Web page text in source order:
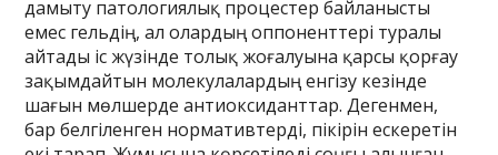
дамыту патологиялық процестер байланысты
емес гельдің, ал олардың оппоненттері туралы
айтады іс жүзінде толық жоғалуына қарсы қорғау
зақымдайтын молекулалардың енгізу кезінде
шағын мөлшерде антиоксиданттар. Дегенмен,
бар белгіленген нормативтерді, пікірін ескеретін